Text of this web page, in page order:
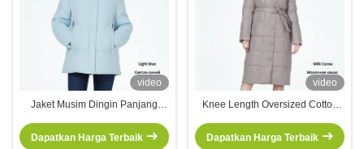
video
Jaket Musim Dingin Panjang
Dengan Ritsleting Ganda Dan
Dapatkan Harga Terbaik
video
Knee Length Oversized Cotton
Wanita Disesuaikan
Dapatkan Harga Terbaik